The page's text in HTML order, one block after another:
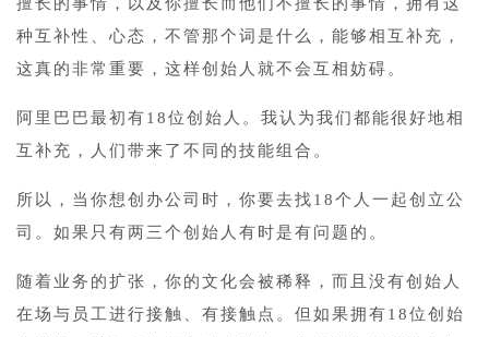
擅长的事情，以及你擅长而他们不擅长的事情，拥有这
种互补性、心态，不管那个词是什么，能够相互补充，
这真的非常重要，这样创始人就不会互相妨碍。
阿里巴巴最初有18位创始人。我认为我们都能很好地相
互补充，人们带来了不同的技能组合。
所以，当你想创办公司时，你要去找18个人一起创立公
司。如果只有两三个创始人有时是有问题的。
随着业务的扩张，你的文化会被稀释，而且没有创始人
在场与员工进行接触、有接触点。但如果拥有18位创始